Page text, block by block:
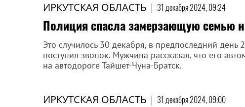
ИРКУТСКАЯ ОБЛАСТЬ | 31 декабря 2024, 09:24
Полиция спасла замерзающую семью
Это случилось 30 декабря, в предпоследний день
поступил звонок. Мужчина рассказал, что его
на автодороге Тайшет-Чуна-Братск.
ИРКУТСКАЯ ОБЛАСТЬ | 31 декабря 2024, 09:00